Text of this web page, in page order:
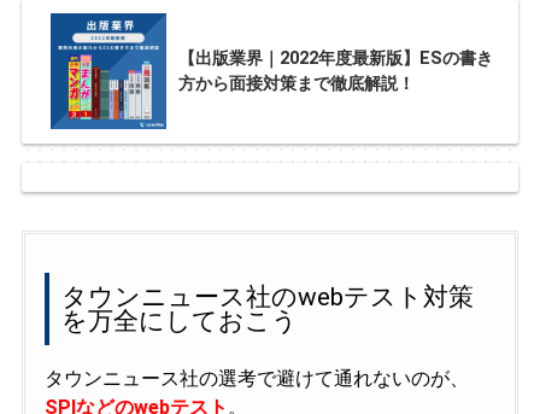
【出版業界｜2022年度最新版】ESの書き
方から面接対策まで徹底解説！
タウンニュース社のwebテスト対策
を万全にしておこう
タウンニュース社の選考で避けて通れないのが、
SPIなどのwebテスト 。